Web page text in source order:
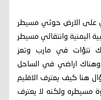
على الارض حوثي مسيطر
اليمنية وانتقالي مسيطر
نتؤات في مارب وتعز
وهناك اراضي في الساحل
هنا كيف يعترف الاقليم
مسيطره ولكنه لا يعترف